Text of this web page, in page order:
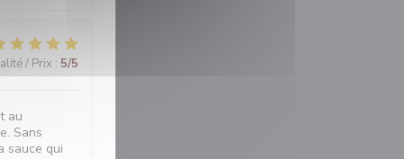
/ Prix : 5/5
au
Sans
sauce qui